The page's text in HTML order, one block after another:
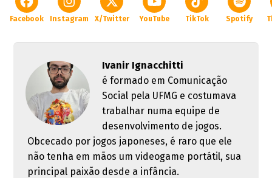
Facebook Instagram X/Twitter YouTube TikTok Spotify
Ivanir Ignacchitti
é formado em Comunicação
Social pela UFMG e costumava
trabalhar numa equipe de
desenvolvimento de jogos.
Obcecado por jogos japoneses, é raro que ele
não tenha em mãos um videogame portátil, sua
principal paixão desde a infância.